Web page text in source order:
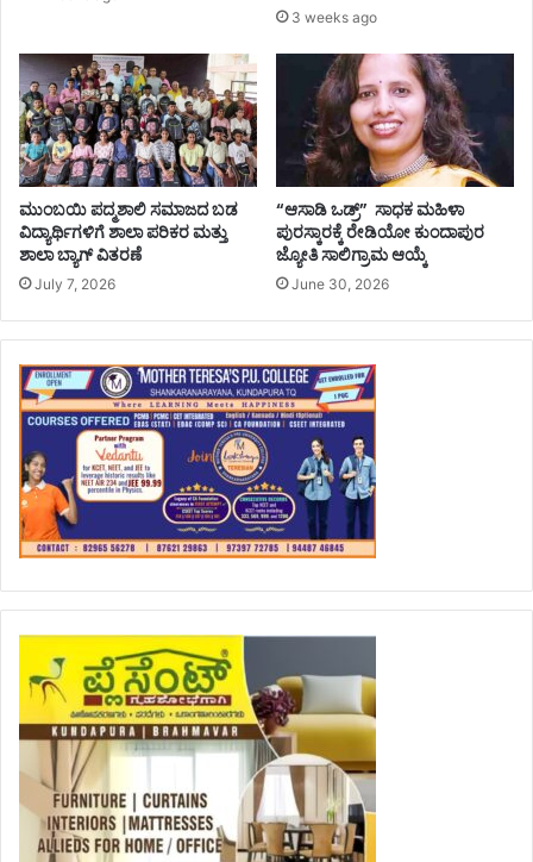
3 weeks ago
ಮುಂಬಯಿ ಪದ್ಮಶಾಲಿ ಸಮಾಜದ ಬಡ
ವಿದ್ಯಾರ್ಥಿಗಳಿಗೆ ಶಾಲಾ ಪರಿಕರ ಮತ್ತು
ಶಾಲಾ ಬ್ಯಾಗ್‌ ವಿತರಣೆ
July 7, 2026
“ಆಸಾಡಿ ಒಡ್ರ್” ಸಾಧಕ ಮಹಿಳಾ
ಪುರಸ್ಕಾರಕ್ಕೆ ರೇಡಿಯೋ ಕುಂದಾಪುರ
ಜ್ಯೋತಿ ಸಾಲಿಗ್ರಾಮ ಆಯ್ಕೆ
June 30, 2026